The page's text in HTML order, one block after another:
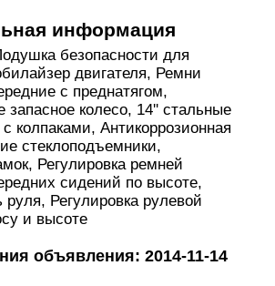
информация
безопасности для
двигателя, Ремни
с преднатягом,
запасное колесо, 14'' стальные
колпаками, Антикоррозионная
стеклоподъемники,
Регулировка ремней
сидений по высоте,
руля, Регулировка рулевой
и высоте
объявления: 2014-11-14